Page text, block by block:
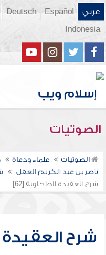
عربي Español
Deutsch
Indonesia
الصوتيات
الصوتيات علماء ودعاة
ناصر بن عبد الكريم العقل
شرح العقيدة الطحاوية [62]
شرح العقيدة